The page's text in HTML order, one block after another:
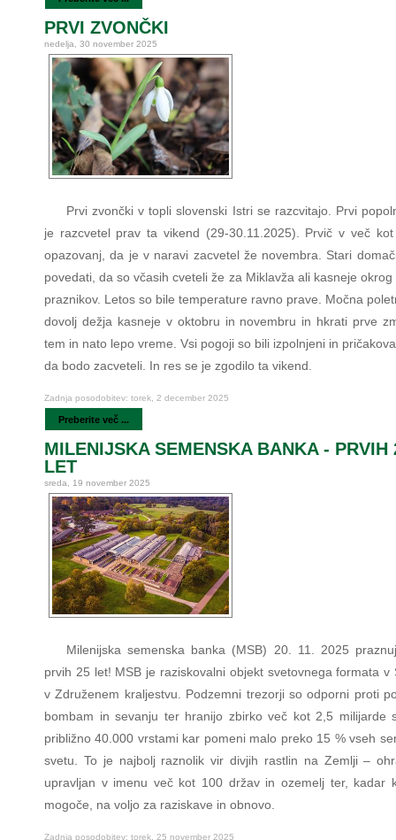
PRVI ZVONČKI
nedelja, 30 november 2025
Prvi zvončki v topli slovenski Istri se razcvitajo. Prvi
je razcvetel prav ta vikend (29-30.11.2025). Prvič v več
opazovanj, da je v naravi zacvetel že novembra. Stari
povedati, da so včasih cveteli že za Miklavža ali kasneje okrog
praznikov. Letos so bile temperature ravno prave. Močna
dovolj dežja kasneje v oktobru in novembru in hkrati prve
tem in nato lepo vreme. Vsi pogoji so bili izpolnjeni in
da bodo zacveteli. In res se je zgodilo ta vikend.
Zadnja posodobitev: torek, 2 december 2025
Preberite več ...
MILENIJSKA SEMENSKA BANKA - PRVIH
LET
sreda, 19 november 2025
Milenijska semenska banka (MSB) 20. 11. 2025
prvih 25 let! MSB je raziskovalni objekt svetovnega formata v
v Združenem kraljestvu. Podzemni trezorji so odporni proti
bombam in sevanju ter hranijo zbirko več kot 2,5 milijarde
približno 40.000 vrstami kar pomeni malo preko 15 % vseh
svetu. To je najbolj raznolik vir divjih rastlin na Zemlji –
upravljan v imenu več kot 100 držav in ozemelj ter, kadar
mogoče, na voljo za raziskave in obnovo.
Zadnja posodobitev: torek, 25 november 2025